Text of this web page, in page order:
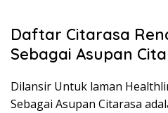
Daftar Citarasa
Sebagai Asupan
Dilansir Untuk laman
Sebagai Asupan Citarasa